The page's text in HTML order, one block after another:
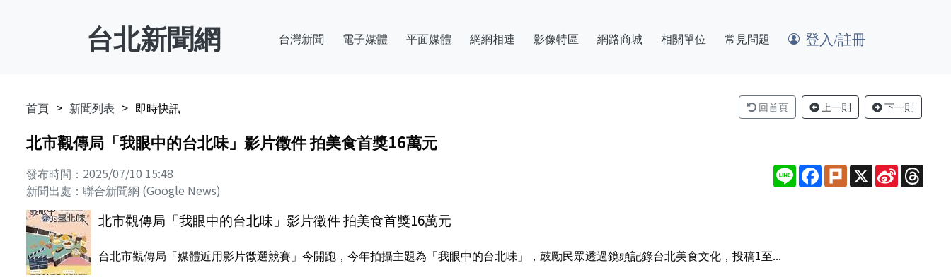
台北新聞網 台灣新聞 電子媒體 平面媒體 網網相連 影像特區 網路商城 相關單位 常見問題 登入/註冊
首頁 新聞列表 即時快訊 回首頁 上一則 下一則
北市觀傳局「我眼中的台北味」影片徵件 拍美食首獎16萬元
發布時間：2025/07/10 15:48
新聞出處：聯合新聞網 (Google News)
Line Facebook
PlurkX Sina
Weibo
北市觀傳局「我眼中的台北味」影片徵件 拍美食首獎16萬元
台北市觀傳局「媒體近用影片徵選競賽」今開跑，今年拍攝主題為「我眼中的台北味」，鼓勵民眾透過鏡頭記錄台北美食文化，投稿1至...